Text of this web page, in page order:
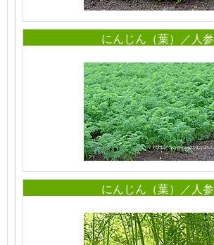
にんじん（葉）／人参
にんじん（葉）／人参